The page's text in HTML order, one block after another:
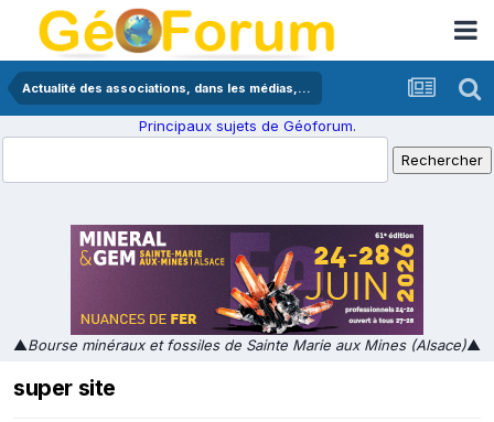
Actualité des associations, dans les médias,...
Principaux sujets de Géoforum.
▲Bourse minéraux et fossiles de Sainte Marie aux Mines (Alsace)▲
super site